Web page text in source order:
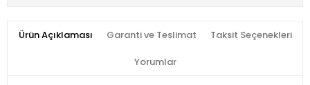
Ürün Açıklaması Garanti ve Teslimat Taksit Seçenekleri
Yorumlar